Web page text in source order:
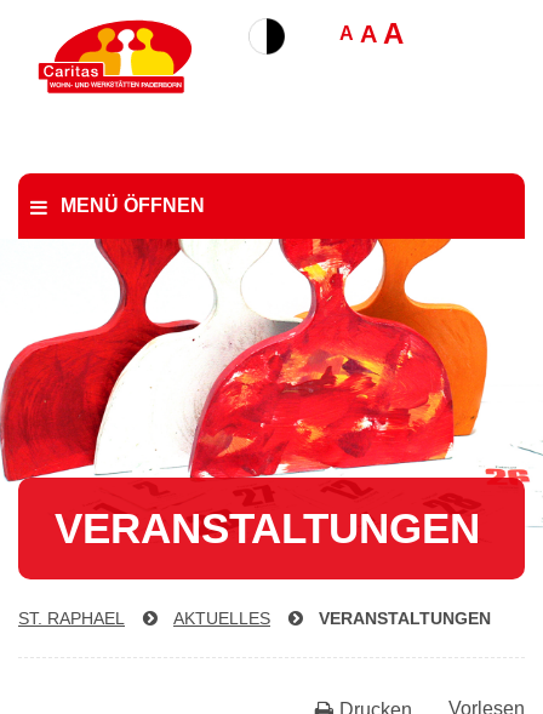
A A A
MENÜ ÖFFNEN
VER­AN­STAL­TUN­GEN
ST. RAPHAEL AKTUELLES VER­AN­STAL­TUN­GEN
Vorlesen
Drucken